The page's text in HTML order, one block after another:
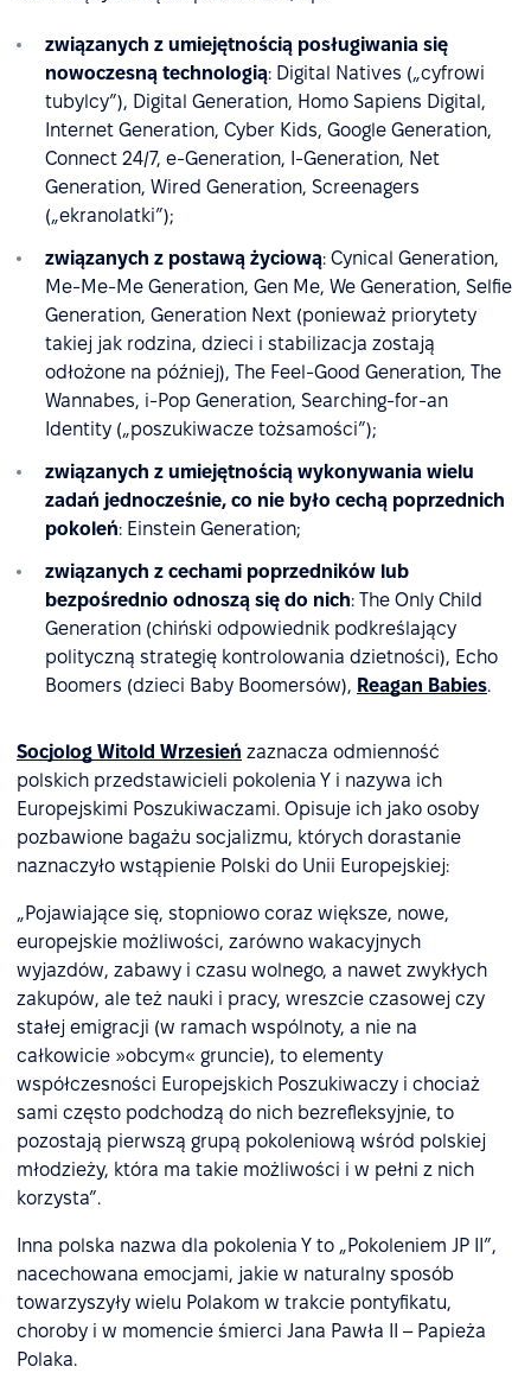
związanych z umiejętnością posługiwania się
nowoczesną technologią: Digital Natives („cyfrowi
tubylcy”), Digital Generation, Homo Sapiens Digital,
Internet Generation, Cyber Kids, Google Generation,
Connect 24/7, e-Generation, I-Generation, Net
Generation, Wired Generation, Screenagers
(„ekranolatki”);
związanych z postawą życiową: Cynical Generation,
Me-Me-Me Generation, Gen Me, We Generation, Selfie
Generation, Generation Next (ponieważ priorytety
takiej jak rodzina, dzieci i stabilizacja zostają
odłożone na później), The Feel-Good Generation, The
Wannabes, i-Pop Generation, Searching-for-an
Identity („poszukiwacze tożsamości”);
związanych z umiejętnością wykonywania wielu
zadań jednocześnie, co nie było cechą poprzednich
pokoleń: Einstein Generation;
związanych z cechami poprzedników lub
bezpośrednio odnoszą się do nich: The Only Child
Generation (chiński odpowiednik podkreślający
polityczną strategię kontrolowania dzietności), Echo
Boomers (dzieci Baby Boomersów), Reagan Babies.
Socjolog Witold Wrzesień zaznacza odmienność
polskich przedstawicieli pokolenia Y i nazywa ich
Europejskimi Poszukiwaczami. Opisuje ich jako osoby
pozbawione bagażu socjalizmu, których dorastanie
naznaczyło wstąpienie Polski do Unii Europejskiej:
„Pojawiające się, stopniowo coraz większe, nowe,
europejskie możliwości, zarówno wakacyjnych
wyjazdów, zabawy i czasu wolnego, a nawet zwykłych
zakupów, ale też nauki i pracy, wreszcie czasowej czy
stałej emigracji (w ramach wspólnoty, a nie na
całkowicie »obcym« gruncie), to elementy
współczesności Europejskich Poszukiwaczy i chociaż
sami często podchodzą do nich bezrefleksyjnie, to
pozostają pierwszą grupą pokoleniową wśród polskiej
młodzieży, która ma takie możliwości i w pełni z nich
korzysta”.
Inna polska nazwa dla pokolenia Y to „Pokoleniem JP II”,
nacechowana emocjami, jakie w naturalny sposób
towarzyszyły wielu Polakom w trakcie pontyfikatu,
choroby i w momencie śmierci Jana Pawła II – Papieża
Polaka.